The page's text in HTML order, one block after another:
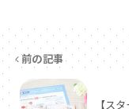
前の記事
【ス